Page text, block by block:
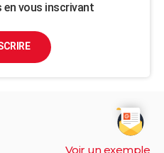
en vous inscrivant
Voir un exemple